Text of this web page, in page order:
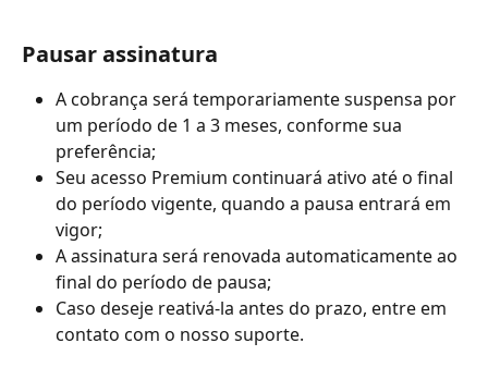
Pausar assinatura
A cobrança será temporariamente suspensa por
um período de 1 a 3 meses, conforme sua
preferência;
Seu acesso Premium continuará ativo até o final
do período vigente, quando a pausa entrará em
vigor;
A assinatura será renovada automaticamente ao
final do período de pausa;
Caso deseje reativá-la antes do prazo, entre em
contato com o nosso suporte.